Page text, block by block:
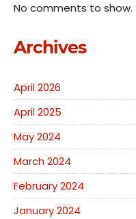
No comments to show.
Archives
April 2026
April 2025
May 2024
March 2024
February 2024
January 2024